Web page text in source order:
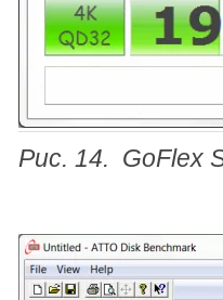
Рис. 14. GoFlex